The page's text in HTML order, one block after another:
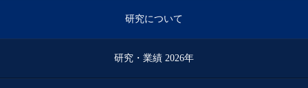
研究について
研究・業績 2026年